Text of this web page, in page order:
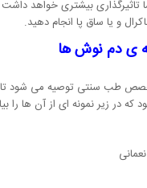
تاثیرگذاری بیشتری خواهد
و یا ساق پا انجام دهید.
ی دم نوش ها
طب سنتی توصیه می شود تا
در زیر نمونه ای از آن ها را